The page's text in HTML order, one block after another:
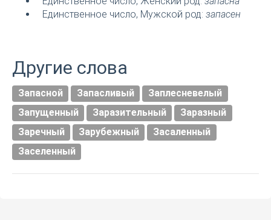
Единственное число, Мужской род: запасен
Другие слова
Запасной Запасливый
Заплесневелый
Запущенный
Заразительный
Заразный
Заречный
Зарубежный
Засаленный
Заселенный